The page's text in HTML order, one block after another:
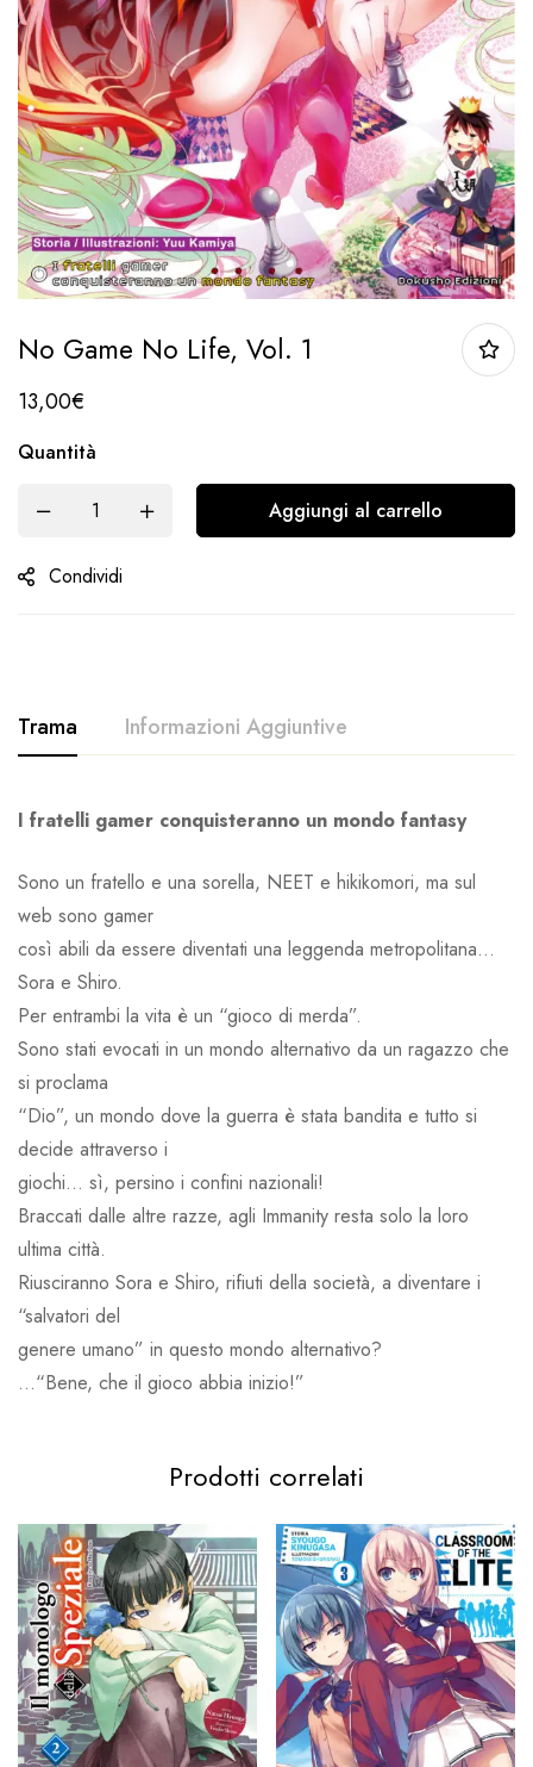
No Game No Life, Vol. 1
13,00€
Quantità
Aggiungi al carrello
Condividi
Trama Informazioni Aggiuntive
I fratelli gamer conquisteranno un mondo fantasy
Sono un fratello e una sorella, NEET e hikikomori, ma sul
web sono gamer
così abili da essere diventati una leggenda metropolitana…
Sora e Shiro.
Per entrambi la vita è un “gioco di merda”.
Sono stati evocati in un mondo alternativo da un ragazzo che
si proclama
“Dio”, un mondo dove la guerra è stata bandita e tutto si
decide attraverso i
giochi… sì, persino i confini nazionali!
Braccati dalle altre razze, agli Immanity resta solo la loro
ultima città.
Riusciranno Sora e Shiro, rifiuti della società, a diventare i
“salvatori del
genere umano” in questo mondo alternativo?
…“Bene, che il gioco abbia inizio!”
Prodotti correlati